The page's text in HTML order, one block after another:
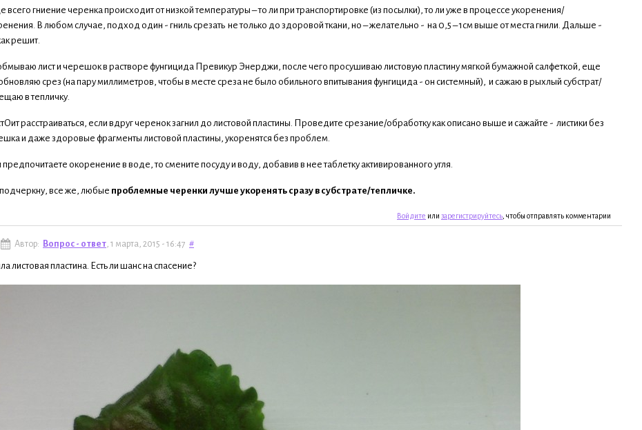
всего гниение черенка происходит от низкой температуры – то ли при транспортировке (из посылки), то ли уже в процессе укоренения/
В любом случае, подход один - гниль срезать не только до здоровой ткани, но – желательно - на 0,5 – 1см выше от места гнили. Дальше -
решит.
лист и черешок в растворе фунгицида Превикур Энерджи, после чего просушиваю листовую пластину мягкой бумажной салфеткой, еще
срез (на пару миллиметров, чтобы в месте среза не было обильного впитывания фунгицида - он системный), и сажаю в рыхлый субстрат/
в тепличку.
расстраиваться, если вдруг черенок загнил до листовой пластины. Проведите срезание/обработку как описано выше и сажайте - листики без
и даже здоровые фрагменты листовой пластины, укоренятся без проблем.
предпочитаете окоренение в воде, то смените посуду и воду, добавив в нее таблетку активированного угля.
все же, любые проблемные черенки лучше укоренять сразу в субстрате/тепличке.
Войдите или зарегистрируйтесь , чтобы отправлять комментарии
Автор: Вопрос - ответ , 1 марта, 2015 - 16:47 #
листовая пластина. Есть ли шанс на спасение?